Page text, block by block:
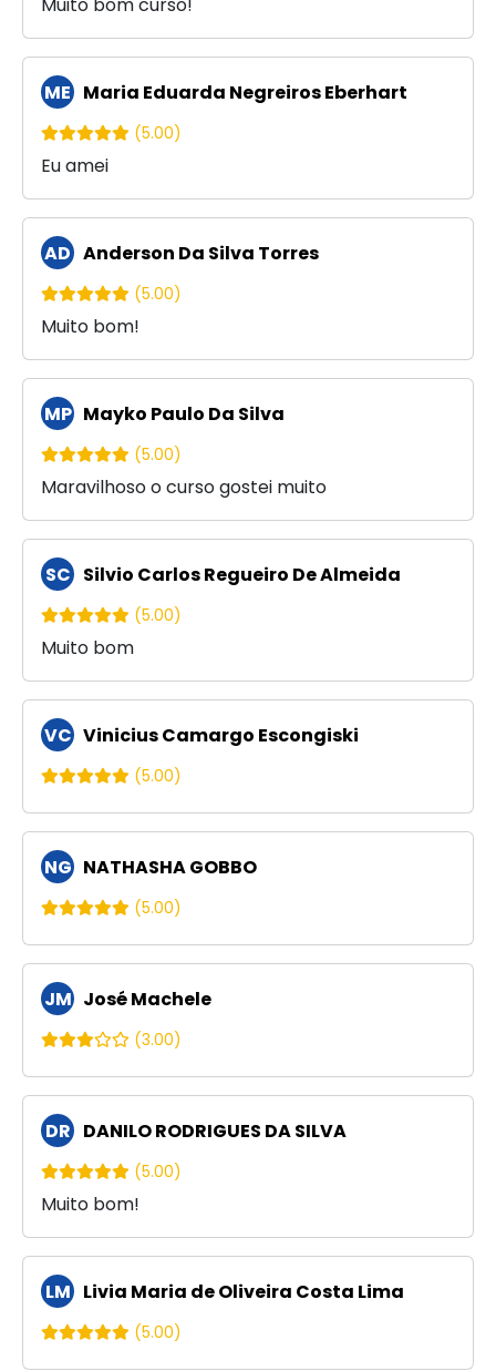
Muito bom curso!
ME Maria Eduarda Negreiros Eberhart
(5.00)
Eu amei
AD Anderson Da Silva Torres
(5.00)
Muito bom!
MP Mayko Paulo Da Silva
(5.00)
Maravilhoso o curso gostei muito
SC Silvio Carlos Regueiro De Almeida
(5.00)
Muito bom
VC Vinicius Camargo Escongiski
(5.00)
NG NATHASHA GOBBO
(5.00)
JM José Machele
(3.00)
DR DANILO RODRIGUES DA SILVA
(5.00)
Muito bom!
LM Livia Maria de Oliveira Costa Lima
(5.00)